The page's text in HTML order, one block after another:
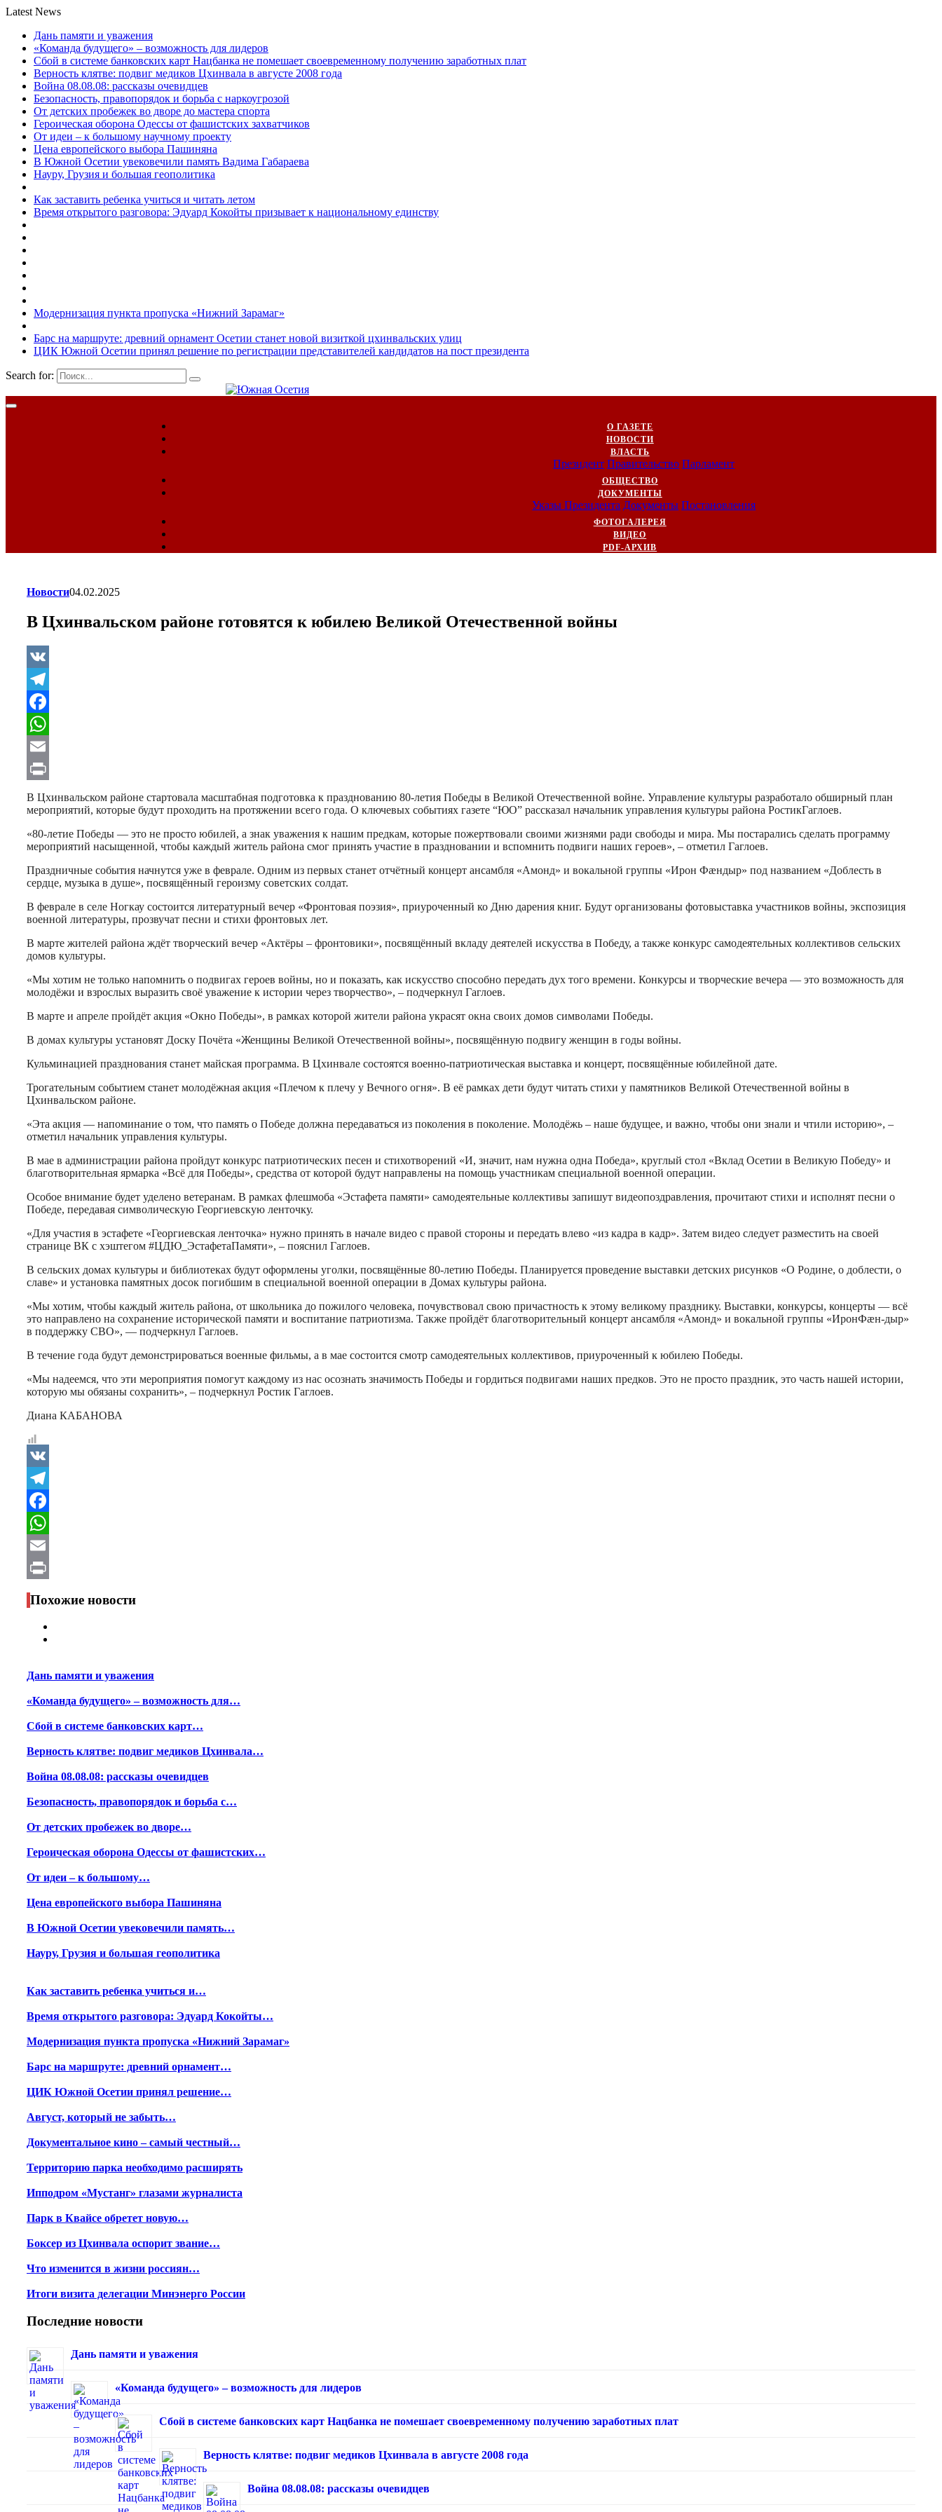
Latest News
Дань памяти и уважения
«Команда будущего» – возможность для лидеров
Сбой в системе банковских карт Нацбанка не помешает своевременному получению заработных плат
Верность клятве: подвиг медиков Цхинвала в августе 2008 года
Война 08.08.08: рассказы очевидцев
Безопасность, правопорядок и борьба с наркоугрозой
От детских пробежек во дворе до мастера спорта
Героическая оборона Одессы от фашистских захватчиков
От идеи – к большому научному проекту
Цена европейского выбора Пашиняна
В Южной Осетии увековечили память Вадима Габараева
Науру, Грузия и большая геополитика
Как заставить ребенка учиться и читать летом
Время открытого разговора: Эдуард Кокойты призывает к национальному единству
Модернизация пункта пропуска «Нижний Зарамаг»
Барс на маршруте: древний орнамент Осетии станет новой визиткой цхинвальских улиц
ЦИК Южной Осетии принял решение по регистрации представителей кандидатов на пост президента
Search for:
О ГАЗЕТЕ
НОВОСТИ
ВЛАСТЬ
Президент Правительство Парламент
ОБЩЕСТВО
ДОКУМЕНТЫ
Указы Президента Документы Постановления
ФОТОГАЛЕРЕЯ
ВИДЕО
PDF-АРХИВ
Новости04.02.2025
В Цхинвальском районе готовятся к юбилею Великой Отечественной войны
VK
Telegram
Facebook
WhatsApp
Email
Print
В Цхинвальском районе стартовала масштабная подготовка к празднованию 80-летия Победы в Великой Отечественной войне. Управление культуры разработало обширный план
мероприятий, которые будут проходить на протяжении всего года. О ключевых событиях газете “ЮО” рассказал начальник управления культуры района РостикГаглоев.
«80-летие Победы — это не просто юбилей, а знак уважения к нашим предкам, которые пожертвовали своими жизнями ради свободы и мира. Мы постарались сделать программу
мероприятий насыщенной, чтобы каждый житель района смог принять участие в праздновании и вспомнить подвиги наших героев», – отметил Гаглоев.
Праздничные события начнутся уже в феврале. Одним из первых станет отчётный концерт ансамбля «Амонд» и вокальной группы «Ирон Фæндыр» под названием «Доблесть в
сердце, музыка в душе», посвящённый героизму советских солдат.
В феврале в селе Ногкау состоится литературный вечер «Фронтовая поэзия», приуроченный ко Дню дарения книг. Будут организованы фотовыставка участников войны, экспозиция
военной литературы, прозвучат песни и стихи фронтовых лет.
В марте жителей района ждёт творческий вечер «Актёры – фронтовики», посвящённый вкладу деятелей искусства в Победу, а также конкурс самодеятельных коллективов сельских
домов культуры.
«Мы хотим не только напомнить о подвигах героев войны, но и показать, как искусство способно передать дух того времени. Конкурсы и творческие вечера — это возможность для
молодёжи и взрослых выразить своё уважение к истории через творчество», – подчеркнул Гаглоев.
В марте и апреле пройдёт акция «Окно Победы», в рамках которой жители района украсят окна своих домов символами Победы.
В домах культуры установят Доску Почёта «Женщины Великой Отечественной войны», посвящённую подвигу женщин в годы войны.
Кульминацией празднования станет майская программа. В Цхинвале состоятся военно-патриотическая выставка и концерт, посвящённые юбилейной дате.
Трогательным событием станет молодёжная акция «Плечом к плечу у Вечного огня». В её рамках дети будут читать стихи у памятников Великой Отечественной войны в
Цхинвальском районе.
«Эта акция — напоминание о том, что память о Победе должна передаваться из поколения в поколение. Молодёжь – наше будущее, и важно, чтобы они знали и чтили историю», –
отметил начальник управления культуры.
В мае в администрации района пройдут конкурс патриотических песен и стихотворений «И, значит, нам нужна одна Победа», круглый стол «Вклад Осетии в Великую Победу» и
благотворительная ярмарка «Всё для Победы», средства от которой будут направлены на помощь участникам специальной военной операции.
Особое внимание будет уделено ветеранам. В рамках флешмоба «Эстафета памяти» самодеятельные коллективы запишут видеопоздравления, прочитают стихи и исполнят песни о
Победе, передавая символическую Георгиевскую ленточку.
«Для участия в эстафете «Георгиевская ленточка» нужно принять в начале видео с правой стороны и передать влево «из кадра в кадр». Затем видео следует разместить на своей
странице ВК с хэштегом #ЦДЮ_ЭстафетаПамяти», – пояснил Гаглоев.
В сельских домах культуры и библиотеках будут оформлены уголки, посвящённые 80-летию Победы. Планируется проведение выставки детских рисунков «О Родине, о доблести, о
славе» и установка памятных досок погибшим в специальной военной операции в Домах культуры района.
«Мы хотим, чтобы каждый житель района, от школьника до пожилого человека, почувствовал свою причастность к этому великому празднику. Выставки, конкурсы, концерты — всё
это направлено на сохранение исторической памяти и воспитание патриотизма. Также пройдёт благотворительный концерт ансамбля «Амонд» и вокальной группы «ИронФæн-дыр»
в поддержку СВО», — подчеркнул Гаглоев.
В течение года будут демонстрироваться военные фильмы, а в мае состоится смотр самодеятельных коллективов, приуроченный к юбилею Победы.
«Мы надеемся, что эти мероприятия помогут каждому из нас осознать значимость Победы и гордиться подвигами наших предков. Это не просто праздник, это часть нашей истории,
которую мы обязаны сохранить», – подчеркнул Ростик Гаглоев.
Диана КАБАНОВА
VK
Telegram
Facebook
WhatsApp
Email
Print
Похожие новости
Дань памяти и уважения
«Команда будущего» – возможность для…
Сбой в системе банковских карт…
Верность клятве: подвиг медиков Цхинвала…
Война 08.08.08: рассказы очевидцев
Безопасность, правопорядок и борьба с…
От детских пробежек во дворе…
Героическая оборона Одессы от фашистских…
От идеи – к большому…
Цена европейского выбора Пашиняна
В Южной Осетии увековечили память…
Науру, Грузия и большая геополитика
Как заставить ребенка учиться и…
Время открытого разговора: Эдуард Кокойты…
Модернизация пункта пропуска «Нижний Зарамаг»
Барс на маршруте: древний орнамент…
ЦИК Южной Осетии принял решение…
Август, который не забыть…
Документальное кино – самый честный…
Территорию парка необходимо расширять
Ипподром «Мустанг» глазами журналиста
Парк в Квайсе обретет новую…
Боксер из Цхинвала оспорит звание…
Что изменится в жизни россиян…
Итоги визита делегации Минэнерго России
Последние новости
Дань памяти и уважения
«Команда будущего» – возможность для лидеров
Сбой в системе банковских карт Нацбанка не помешает своевременному получению заработных плат
Верность клятве: подвиг медиков Цхинвала в августе 2008 года
Война 08.08.08: рассказы очевидцев